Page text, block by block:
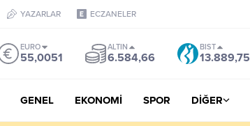
YAZARLAR ECZANELER
EURO
55,0051
ALTIN
6.584,66
BIST
13.889,75
GENEL EKONOMİ SPOR DİĞER